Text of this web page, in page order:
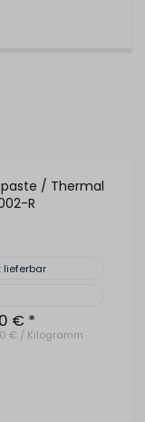
/ Thermal
R
lieferbar
€ *
€ / Kilogramm